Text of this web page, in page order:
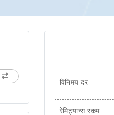
विनिमय दर
रेमिट्यान्स रकम